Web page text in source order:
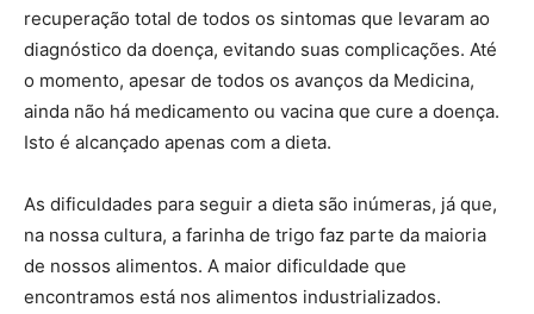
recuperação total de todos os sintomas que levaram ao
diagnóstico da doença, evitando suas complicações. Até
o momento, apesar de todos os avanços da Medicina,
ainda não há medicamento ou vacina que cure a doença.
Isto é alcançado apenas com a dieta.
As dificuldades para seguir a dieta são inúmeras, já que,
na nossa cultura, a farinha de trigo faz parte da maioria
de nossos alimentos. A maior dificuldade que
encontramos está nos alimentos industrializados.